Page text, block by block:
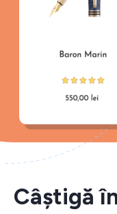
Câștigă